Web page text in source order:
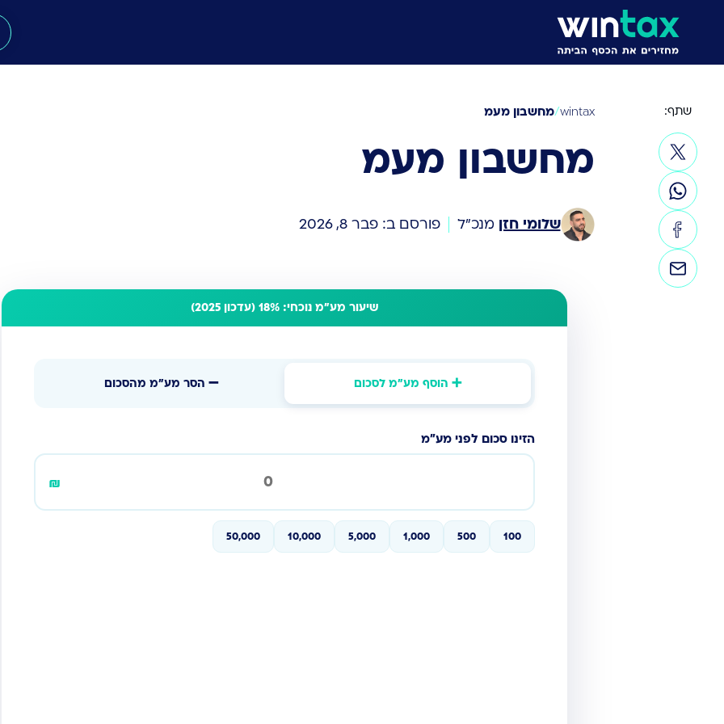
שתף: wintax
/מחשבון מעמ
מחשבון מעמ
שלומי חזן מנכ״ל פורסם ב: פבר 8, 2026
שיעור מע"מ נוכחי: 18% (עדכון 2025)
➕ הוסף מע"מ לסכום ➖ הסר מע"מ מהסכום
הזינו סכום לפני מע"מ
₪
100
500
1,000
5,000
10,000
50,000